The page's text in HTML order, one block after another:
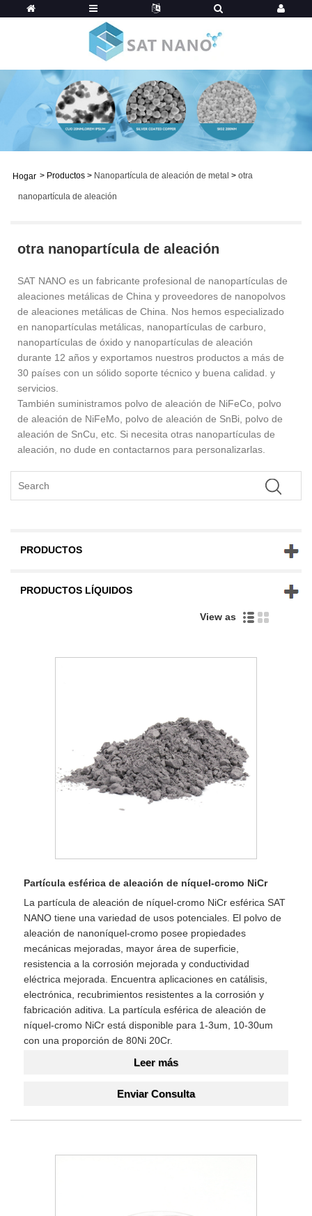
Hogar > Productos > Nanopartícula de aleación de metal > otra
nanopartícula de aleación
otra nanopartícula de aleación
SAT NANO es un fabricante profesional de nanopartículas de
aleaciones metálicas de China y proveedores de nanopolvos
de aleaciones metálicas de China. Nos hemos especializado
en nanopartículas metálicas, nanopartículas de carburo,
nanopartículas de óxido y nanopartículas de aleación
durante 12 años y exportamos nuestros productos a más de
30 países con un sólido soporte técnico y buena calidad. y
servicios.
También suministramos polvo de aleación de NiFeCo, polvo
de aleación de NiFeMo, polvo de aleación de SnBi, polvo de
aleación de SnCu, etc. Si necesita otras nanopartículas de
aleación, no dude en contactarnos para personalizarlas.
PRODUCTOS
PRODUCTOS LÍQUIDOS
View as
Partícula esférica de aleación de níquel-cromo NiCr
La partícula de aleación de níquel-cromo NiCr esférica SAT
NANO tiene una variedad de usos potenciales. El polvo de
aleación de nanoníquel-cromo posee propiedades
mecánicas mejoradas, mayor área de superficie,
resistencia a la corrosión mejorada y conductividad
eléctrica mejorada. Encuentra aplicaciones en catálisis,
electrónica, recubrimientos resistentes a la corrosión y
fabricación aditiva. La partícula esférica de aleación de
níquel-cromo NiCr está disponible para 1-3um, 10-30um
con una proporción de 80Ni 20Cr.
Leer más
Enviar Consulta